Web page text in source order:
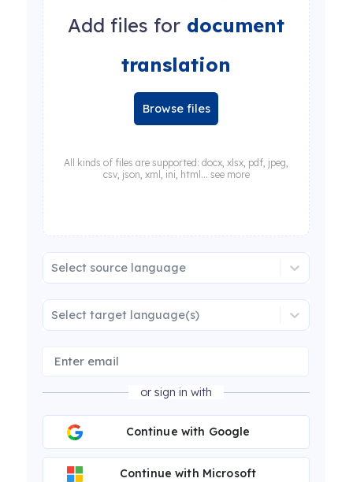
Add files for document
translation
Browse files
All kinds of files are supported: docx, xlsx, pdf, jpeg,
csv, json, xml, ini, html... see more
Select source language
Select target language(s)
or sign in with
Continue with Google
Continue with Microsoft